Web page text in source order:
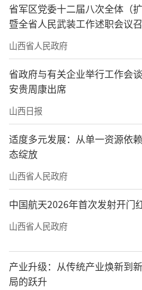
省军区党委十二届八次全体（
暨全省人民武装工作述职会议
山西省人民政府
省政府与有关企业举行工作会
安贵周康出席
山西日报
适度多元发展：从单一资源依
态绽放
山西省人民政府
中国航天2026年首次发射开门
山西省人民政府
产业升级：从传统产业焕新到
局的跃升